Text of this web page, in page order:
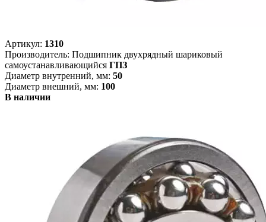
Артикул: 1310
Производитель: Подшипник двухрядный шариковый
самоустанавливающийся ГПЗ
Диаметр внутренний, мм: 50
Диаметр внешний, мм: 100
В наличии